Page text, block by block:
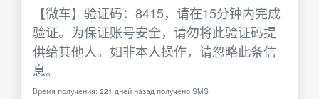
【微车】验证码：8415，请在15分钟内完成
验证。为保证账号安全，请勿将此验证码提
供给其他人。如非本人操作，请忽略此条信
息。
Время получения: 221 дней назад получено SMS